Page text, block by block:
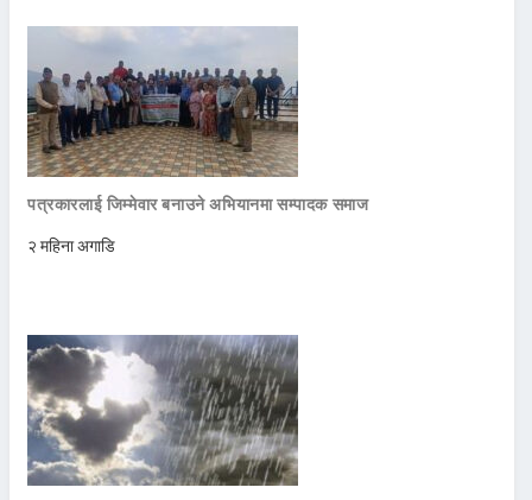
पत्रकारलाई जिम्मेवार बनाउने अभियानमा सम्पादक समाज
२ महिना अगाडि